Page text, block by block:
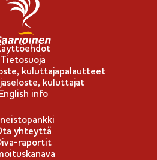
Tietosuoja
kuluttajapalautteet
kuluttajat
English info
yhteyttä
raportit